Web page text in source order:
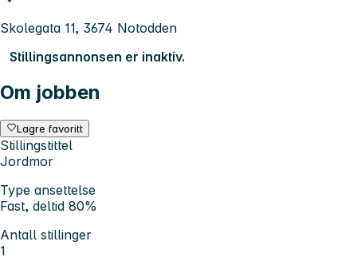
Skolegata 11, 3674 Notodden
Stillingsannonsen er inaktiv.
Om jobben
Lagre favoritt
Stillingstittel
Jordmor
Type ansettelse
Fast, deltid 80%
Antall stillinger
1